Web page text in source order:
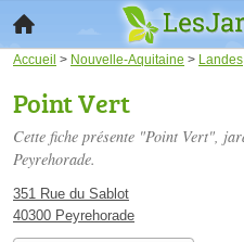
Accueil > Nouvelle-Aquitaine > Landes
Point Vert
Cette fiche présente "Point Vert",
Peyrehorade.
351 Rue du Sablot
40300 Peyrehorade